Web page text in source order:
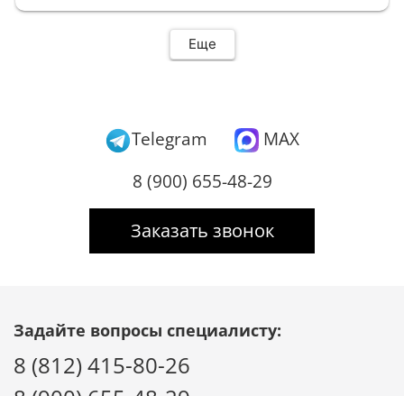
Еще
Telegram
MAX
8 (900) 655-48-29
Заказать звонок
Задайте вопросы специалисту:
8 (812) 415-80-26